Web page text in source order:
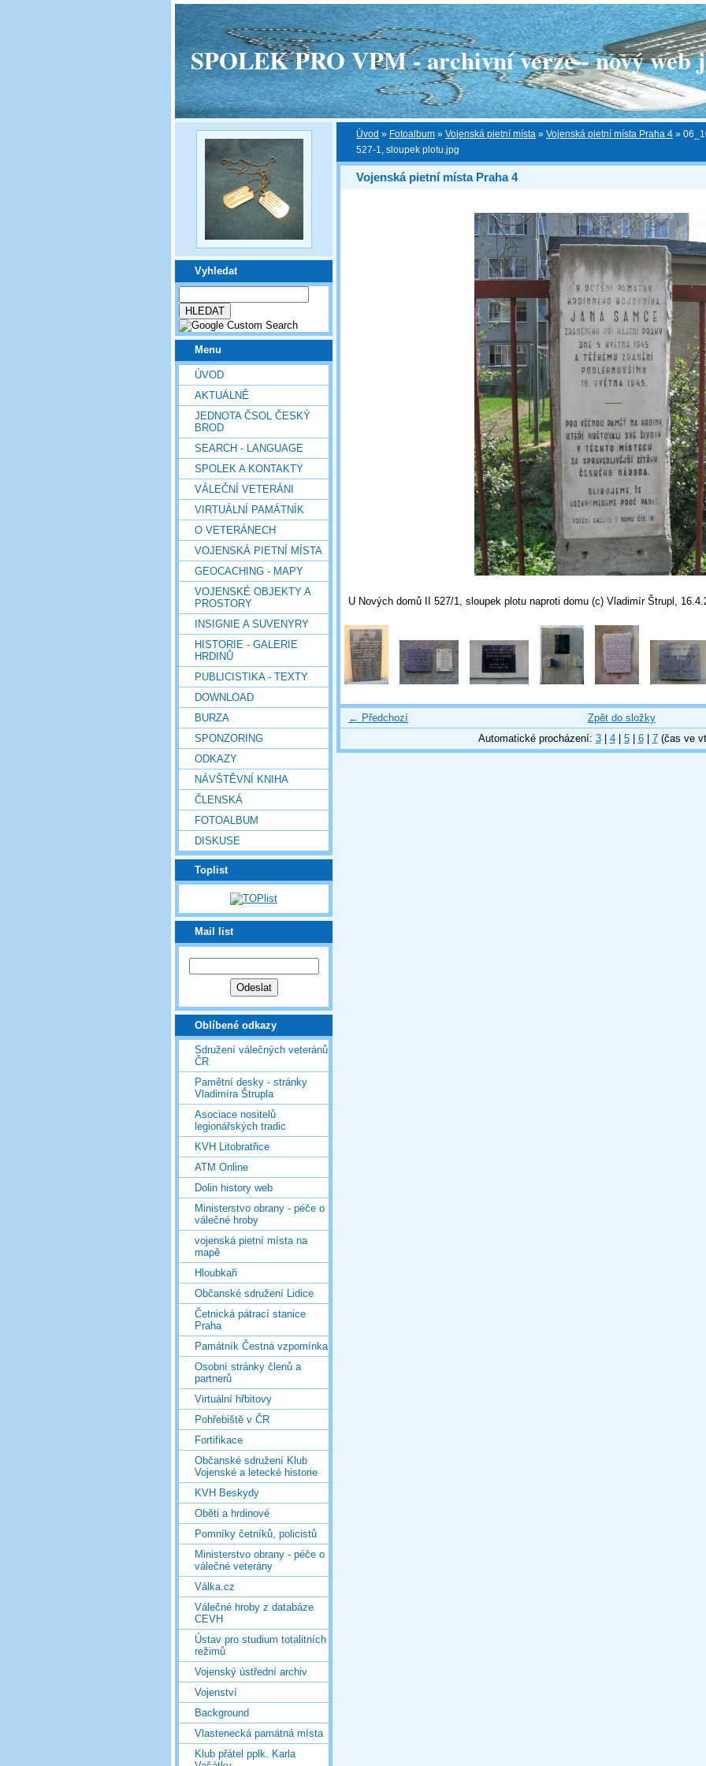
SPOLEK PRO VPM - archivní verze - nový web
Vyhledat
Menu
ÚVOD
AKTUÁLNĚ
JEDNOTA ČSOL ČESKÝ
BROD
SEARCH - LANGUAGE
SPOLEK A KONTAKTY
VÁLEČNÍ VETERÁNI
VIRTUÁLNÍ PAMÁTNÍK
O VETERÁNECH
VOJENSKÁ PIETNÍ MÍSTA
GEOCACHING - MAPY
VOJENSKÉ OBJEKTY A
PROSTORY
INSIGNIE A SUVENYRY
HISTORIE - GALERIE
HRDINŮ
PUBLICISTIKA - TEXTY
DOWNLOAD
BURZA
SPONZORING
ODKAZY
NÁVŠTĚVNÍ KNIHA
ČLENSKÁ
FOTOALBUM
DISKUSE
Toplist
Mail list
Oblíbené odkazy
Sdružení válečných veteránů
ČR
Pamětní desky - stránky
Vladimíra Štrupla
Asociace nositelů
legionářských tradic
KVH Litobratřice
ATM Online
Dolin history web
Ministerstvo obrany - péče o
válečné hroby
vojenská pietní místa na
mapě
Hloubkaři
Občanské sdružení Lidice
Četnická pátrací stanice
Praha
Památník Čestná vzpomínka
Osobní stránky členů a
partnerů
Virtuální hřbitovy
Pohřebiště v ČR
Fortifikace
Občanské sdružení Klub
Vojenské a letecké historie
KVH Beskydy
Oběti a hrdinové
Pomníky četníků, policistů
Ministerstvo obrany - péče o
válečné veterány
Válka.cz
Válečné hroby z databáze
CEVH
Ústav pro studium totalitních
režimů
Vojenský ústřední archiv
Vojenství
Background
Vlastenecká památná místa
Klub přátel pplk. Karla
Úvod » Fotoalbum » Vojenská pietní místa » Vojenská pietní místa Praha 4 »
527-1, sloupek plotu.jpg
Vojenská pietní místa Praha 4
U Nových domů II 527/1, sloupek plotu naproti domu (c) Vladimír Štrupl,
← Předchozí
Zpět do složky
Automatické procházení: 3| 4| 5| 6| 7(čas ve